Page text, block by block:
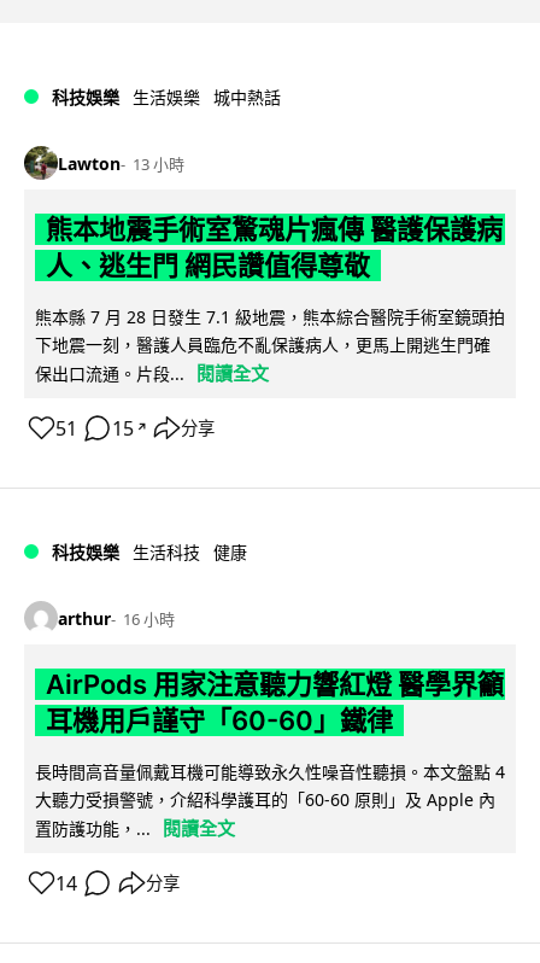
科技娛樂 生活娛樂 城中熱話
Lawton 13 小時
熊本地震手術室驚魂片瘋傳 醫護保護病
人、逃生門 網民讚值得尊敬
熊本縣 7 月 28 日發生 7.1 級地震，熊本綜合醫院手術室鏡頭拍
下地震一刻，醫護人員臨危不亂保護病人，更馬上開逃生門確
保出口流通。片段...
閱讀全文
51 15 ↗ 分享
科技娛樂 生活科技 健康
arthur 16 小時
AirPods 用家注意聽力響紅燈 醫學界籲
耳機用戶謹守「60-60」鐵律
長時間高音量佩戴耳機可能導致永久性噪音性聽損。本文盤點 4
大聽力受損警號，介紹科學護耳的「60-60 原則」及 Apple 內
置防護功能，...
閱讀全文
14 分享